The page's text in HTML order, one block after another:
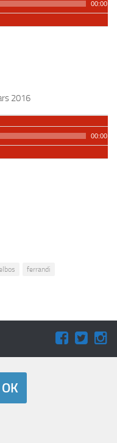
00:00
2016
00:00
ferrandi